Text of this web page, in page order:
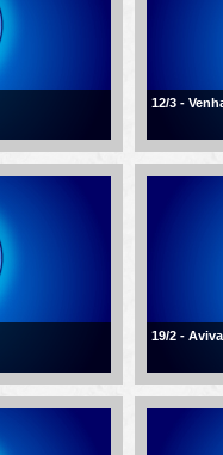
12/3 -
19/2 -